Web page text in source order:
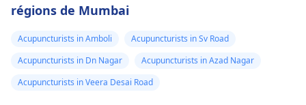
régions de Mumbai
Acupuncturists in Amboli
Acupuncturists in Sv Road
Acupuncturists in Dn Nagar
Acupuncturists in Azad Nagar
Acupuncturists in Veera Desai Road